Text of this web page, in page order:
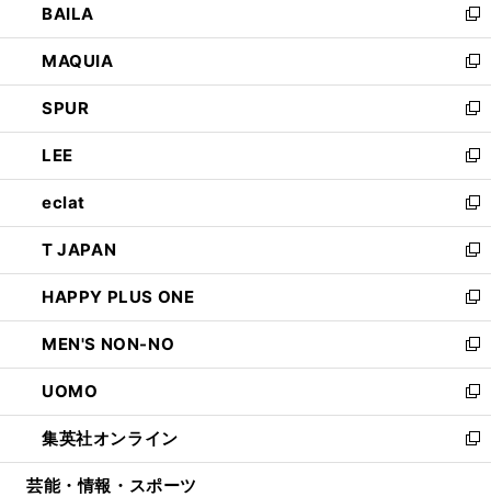
く
ィ
ン
ド
ウ
で
開
く
い
ウ
ィ
ン
ド
ウ
で
開
く
BAILA
新
し
い
ウ
ィ
ン
ド
ウ
で
開
く
MAQUIA
新
し
い
ウ
ィ
ン
ド
ウ
で
開
く
SPUR
新
し
い
ウ
ィ
ン
ド
ウ
で
開
く
LEE
新
し
い
ウ
ィ
ン
ド
ウ
で
開
く
eclat
新
し
い
ウ
ィ
ン
ド
ウ
で
開
く
T JAPAN
新
し
い
ウ
ィ
ン
ド
ウ
で
開
HAPPY PLUS ONE
新
し
い
ウ
ィ
ン
ド
ウ
MEN'S NON-NO
新
し
い
ウ
ィ
ン
UOMO
新
し
い
ウ
集英社オンライン
新
し
芸能・情報・スポーツ